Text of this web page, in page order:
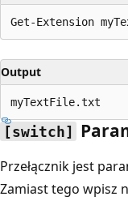
Output
[switch]
Przełącznik jest
Zamiast tego wpisz